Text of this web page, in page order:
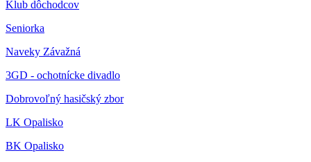
Klub dôchodcov
Seniorka
Naveky Závažná
3GD - ochotnícke divadlo
Dobrovoľný hasičský zbor
LK Opalisko
BK Opalisko